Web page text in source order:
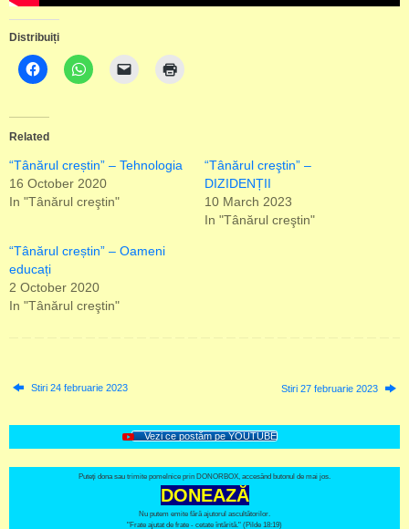
Distribuiți
Related
“Tânărul creștin” – Tehnologia
16 October 2020
In "Tânărul creştin"
“Tânărul creştin” –
DIZIDENȚII
10 March 2023
In "Tânărul creştin"
“Tânărul creștin” – Oameni
educați
2 October 2020
In "Tânărul creştin"
Stiri 24 februarie 2023 Stiri 27 februarie 2023
Vezi ce postăm pe YOUTUBE
Puteți dona sau trimite pomelnice prin DONORBOX, accesând butonul de mai jos.
DONEAZĂ
Nu putem emite fără ajutorul ascultătorilor.
"Frate ajutat de frate - cetate întărită." (Pilde 18:19)